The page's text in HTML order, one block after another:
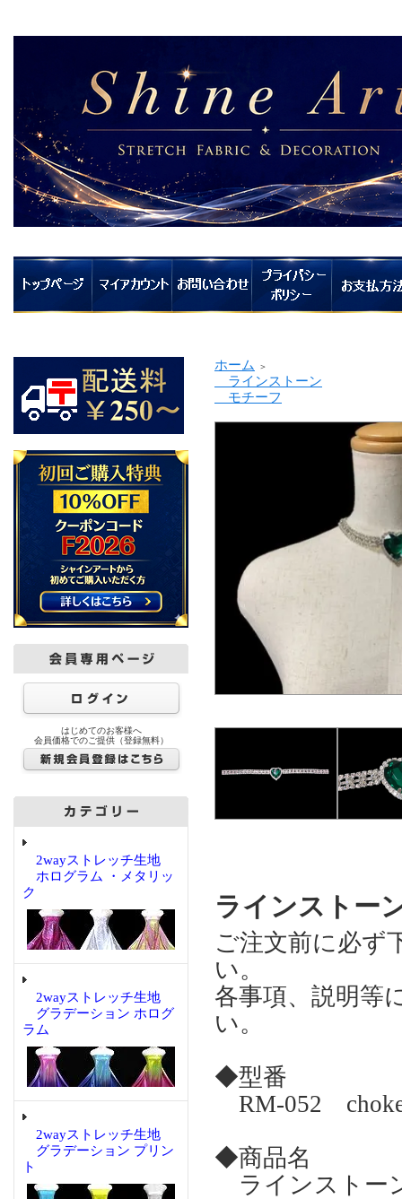
はじめてのお客様へ
会員価格でのご提供（登録無料）
2wayストレッチ生地
ホログラム ・メタリッ
ク
2wayストレッチ生地
グラデーション ホログ
ラム
2wayストレッチ生地
グラデーション プリン
ト
ホーム ＞
ラインストーン
モチーフ
ラインストー
ご注文前に必ず
い。
各事項、説明等
い。
◆型番
RM-052
◆商品名
ラインストー